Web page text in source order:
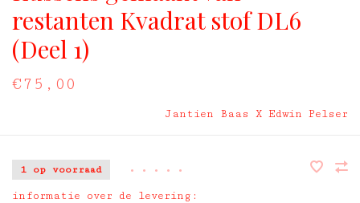
restanten Kvadrat stof DL6
(Deel 1)
€75,00
Jantien Baas X Edwin Pelser
1 op voorraad • • • • •
informatie over de levering: